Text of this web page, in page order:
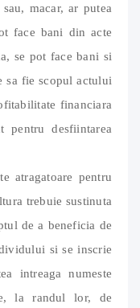
macar, ar putea
face bani din acte
se pot face bani si
sa fie scopul actului
financiara
pentru desfiintarea
atragatoare pentru
trebuie sustinuta
de a beneficia de
si se inscrie
intreaga numeste
la randul lor, de